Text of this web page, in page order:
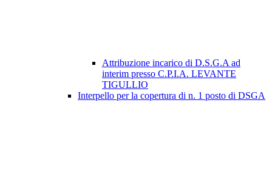
Attribuzione incarico di D.S.G.A ad
interim presso C.P.I.A. LEVANTE
TIGULLIO
Interpello per la copertura di n. 1 posto di DSGA